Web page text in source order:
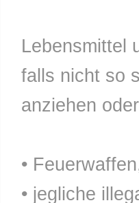
Lebensmittel
falls nicht so
anziehen
•
• jegliche